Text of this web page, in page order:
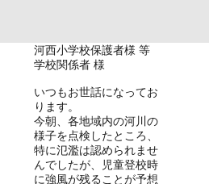
河西小学校保護者様 等
学校関係者 様
いつもお世話になってお
ります。
今朝、各地域内の河川の
様子を点検したところ、
特に氾濫は認められませ
んでしたが、児童登校時
に強風が残ることが予想